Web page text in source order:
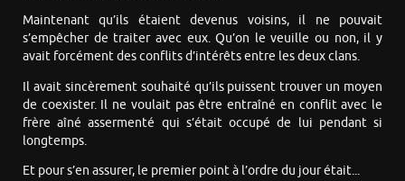
Maintenant qu’ils étaient devenus voisins, il ne pouvait
s’empêcher de traiter avec eux. Qu’on le veuille ou non, il y
avait forcément des conflits d’intérêts entre les deux clans.
Il avait sincèrement souhaité qu’ils puissent trouver un moyen
de coexister. Il ne voulait pas être entraîné en conflit avec le
frère aîné assermenté qui s’était occupé de lui pendant si
longtemps.
Et pour s’en assurer, le premier point à l’ordre du jour était...